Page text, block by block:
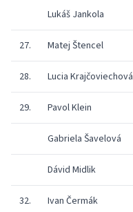
Lukáš Jankola
27. Matej Štencel
28. Lucia Krajčoviechová
29. Pavol Klein
Gabriela Šavelová
Dávid Midlik
32. Ivan Čermák